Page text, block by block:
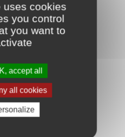
uses cookies
you control
you want to
accept all
all cookies
compte